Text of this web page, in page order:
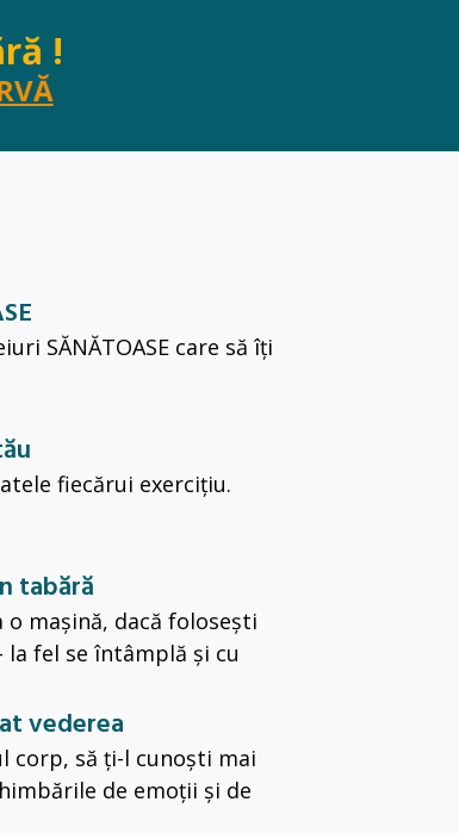
!
SĂNĂTOASE care să îți
fiecărui exercițiu.
tabără
mașină, dacă folosești
fel se întâmplă și cu
vederea
corp, să ți-l cunoști mai
de emoții și de